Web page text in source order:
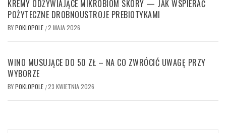
KREMY ODŻYWIAJĄCE MIKROBIOM SKÓRY — JAK WSPIERAĆ
POŻYTECZNE DROBNOUSTROJE PREBIOTYKAMI
BYPOKLOPOLE /2 MAJA 2026
WINO MUSUJĄCE DO 50 ZŁ – NA CO ZWRÓCIĆ UWAGĘ PRZY
WYBORZE
BYPOKLOPOLE /23 KWIETNIA 2026